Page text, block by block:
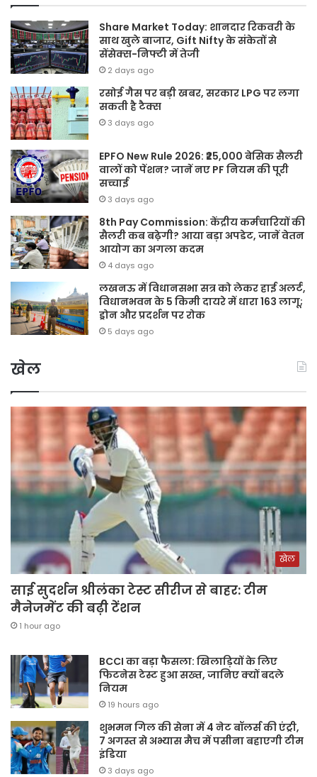
Share Market Today: शानदार रिकवरी के
साथ खुले बाजार, Gift Nifty के संकेतों से
सेंसेक्स-निफ्टी में तेजी
2 days ago
रसोई गैस पर बड़ी खबर, सरकार LPG पर लगा
सकती है टैक्स
3 days ago
EPFO New Rule 2026: ₹25,000 बेसिक सैलरी
वालों को पेंशन? जानें नए PF नियम की पूरी
सच्चाई
3 days ago
8th Pay Commission: केंद्रीय कर्मचारियों की
सैलरी कब बढ़ेगी? आया बड़ा अपडेट, जानें वेतन
आयोग का अगला कदम
4 days ago
लखनऊ में विधानसभा सत्र को लेकर हाई अलर्ट,
विधानभवन के 5 किमी दायरे में धारा 163 लागू;
ड्रोन और प्रदर्शन पर रोक
5 days ago
खेल
खेल
साई सुदर्शन श्रीलंका टेस्ट सीरीज से बाहर: टीम
मैनेजमेंट की बढ़ी टेंशन
1 hour ago
BCCI का बड़ा फैसला: खिलाड़ियों के लिए
फिटनेस टेस्ट हुआ सख्त, जानिए क्यों बदले
नियम
19 hours ago
शुभमन गिल की सेना में 4 नेट बॉलर्स की एंट्री,
7 अगस्त से अभ्यास मैच में पसीना बहाएगी टीम
इंडिया
3 days ago